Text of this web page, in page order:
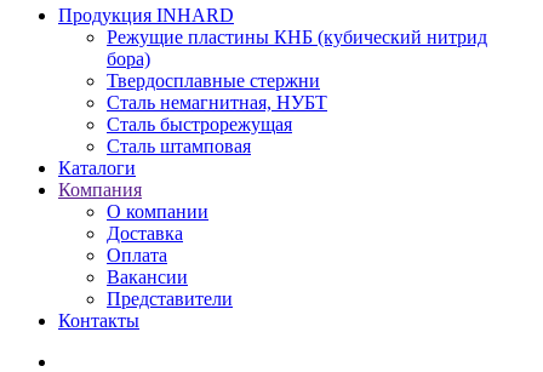
Продукция INHARD
Режущие пластины КНБ (кубический нитрид
бора)
Твердосплавные стержни
Сталь немагнитная, НУБТ
Сталь быстрорежущая
Сталь штамповая
Каталоги
Компания
О компании
Доставка
Оплата
Вакансии
Представители
Контакты